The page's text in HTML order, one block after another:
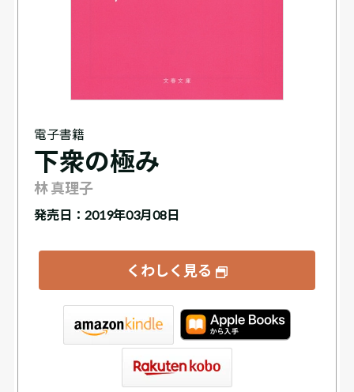
電子書籍
下衆の極み
林 真理子
発売日：2019年03月08日
くわしく見る